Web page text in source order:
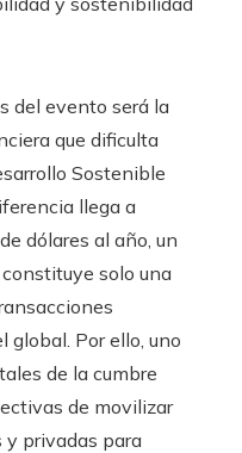
del evento será la
que dificulta
Sostenible
llega a
dólares al año, un
solo una
global. Por ello, uno
de la cumbre
de movilizar
y privadas para